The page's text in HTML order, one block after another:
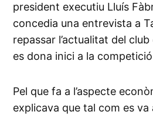
president executiu Lluís
concedia una entrevista a
repassar l’actualitat del
es dona inici a la
Pel que fa a l’aspecte
explicava que tal com es va